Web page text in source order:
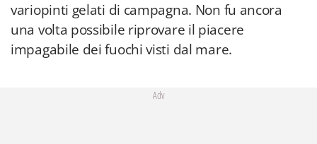
variopinti gelati di campagna. Non fu ancora
una volta possibile riprovare il piacere
impagabile dei fuochi visti dal mare.
Adv